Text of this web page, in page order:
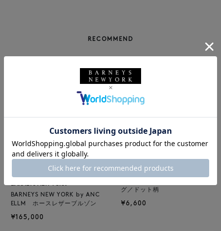
RECOMMEND
BARNEYS NEW YORK
BARNEYS NEW YORK by ANC
ELLM ホースレザーブルゾン
¥165,000
BARNEYS NEW YORK
グ／ドット柄
¥6,600